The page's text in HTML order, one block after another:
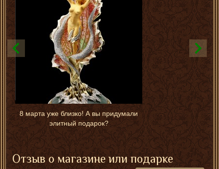
8 марта уже близко! А вы придумали
элитный подарок?
Отзыв о магазине или подарке